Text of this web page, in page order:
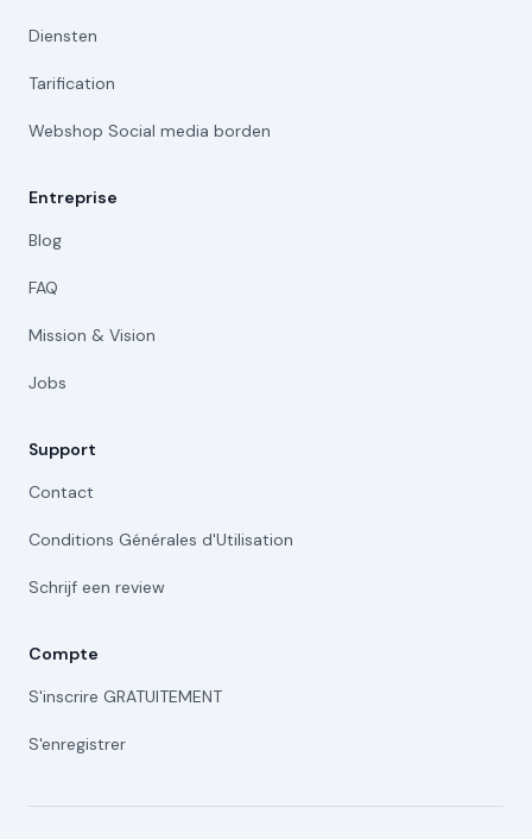
Diensten
Tarification
Webshop Social media borden
Entreprise
Blog
FAQ
Mission & Vision
Jobs
Support
Contact
Conditions Générales d'Utilisation
Schrijf een review
Compte
S'inscrire GRATUITEMENT
S'enregistrer